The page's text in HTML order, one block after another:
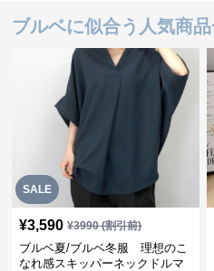
ブルベに似合う人気商
SALE
¥3,590 ¥3990(割引前)
ブルベ夏/ブルベ冬服 理想のこ
なれ感スキッパーネックドルマ